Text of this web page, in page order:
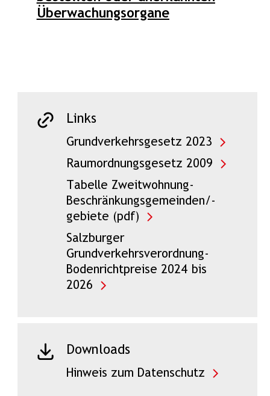
Überwachungsorgane
Links
Grundverkehrsgesetz 2023
Raumordnungsgesetz 2009
Tabelle Zweitwohnung-
Beschränkungsgemeinden/-
gebiete (pdf)
Salzburger
Grundverkehrsverordnung-
Bodenrichtpreise 2024 bis
2026
Downloads
Hinweis zum Datenschutz